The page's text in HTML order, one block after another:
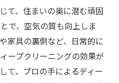
て、住まいの奥に潜む頑固
で、空気の質も向上しま
家具の裏側など、日常的に
ープクリーニングの効果が
て、プロの手によるディー